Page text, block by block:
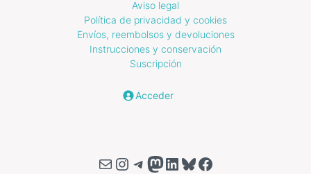
Aviso legal
Política de privacidad y cookies
Envíos, reembolsos y devoluciones
Instrucciones y conservación
Suscripción
Acceder
Correo electrónico
Instagram
Telegram
Mastodon
LinkedIn
Bluesky
Facebook